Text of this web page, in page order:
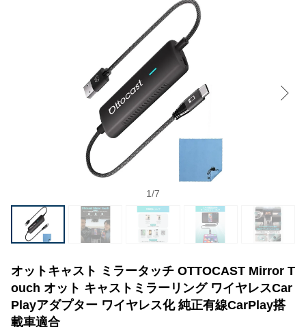
1/7
オットキャスト ミラータッチ OTTOCAST Mirror T
ouch オット キャストミラーリング ワイヤレスCar
Playアダプター ワイヤレス化 純正有線CarPlay搭
載車適合